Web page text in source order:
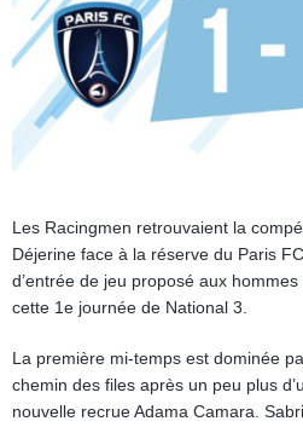
Les Racingmen retrouvaient la
Déjerine face à la réserve du Paris
d’entrée de jeu proposé aux
cette 1e journée de National 3.
La première mi-temps est dominée
chemin des files après un peu plus
nouvelle recrue Adama Camara.